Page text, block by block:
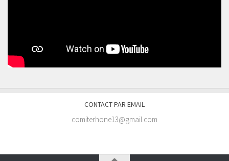
CONTACT PAR EMAIL
comiterhone13@gmail.com